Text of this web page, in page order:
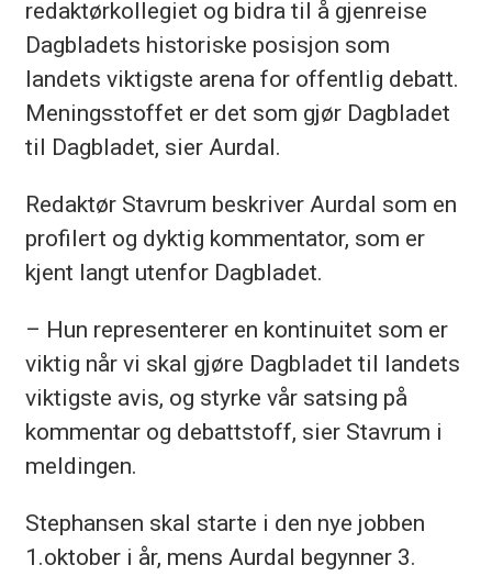
redaktørkollegiet og bidra til å gjenreise
Dagbladets historiske posisjon som
landets viktigste arena for offentlig debatt.
Meningsstoffet er det som gjør Dagbladet
til Dagbladet, sier Aurdal.
Redaktør Stavrum beskriver Aurdal som en
profilert og dyktig kommentator, som er
kjent langt utenfor Dagbladet.
– Hun representerer en kontinuitet som er
viktig når vi skal gjøre Dagbladet til landets
viktigste avis, og styrke vår satsing på
kommentar og debattstoff, sier Stavrum i
meldingen.
Stephansen skal starte i den nye jobben
1.oktober i år, mens Aurdal begynner 3.